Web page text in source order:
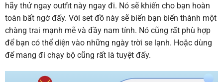
hãy thử ngay outfit này ngay đi. Nó sẽ khiến cho bạn hoàn
toàn bất ngờ đấy. Với set đồ này sẽ biến bạn biến thành một
chàng trai mạnh mẽ và đầy nam tính. Nó cũng rất phù hợp
để bạn có thể diện vào những ngày trời se lạnh. Hoặc dùng
để mang đi chạy bộ cũng rất là tuyệt đấy.